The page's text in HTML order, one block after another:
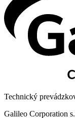
Technický
Galileo Corporation